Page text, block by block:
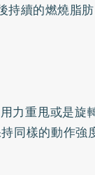
續的燃燒脂肪
力重甩或是旋
同樣的動作強